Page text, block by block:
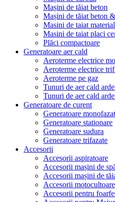
Mașini de tăiat beton
Mașini de tăiat beton
Masini de taiat
Masini de taiat placi
Plăci compactoare
Generatoare aer cald
Aeroterme electrice
Aeroterme electrice
Aeroterme pe gaz
Tunuri de aer cald
Tunuri de aer cald
Generatoare de curent
Generatoare
Generatoare stationare
Generatoare sudura
Generatoare trifazate
Accesorii
Accesorii aspiratoare
Accesorii mașini de
Accesorii mașini de
Accesorii motocultoare
Accesorii pentru